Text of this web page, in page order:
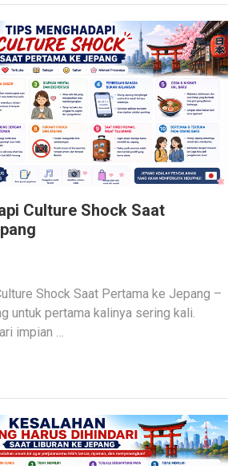
Culture Shock Saat
Shock Saat Pertama ke Jepang –
untuk pertama kalinya sering kali.
impian …